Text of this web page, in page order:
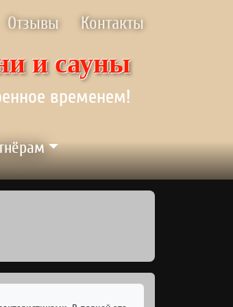
Отзывы Контакты
и сауны
временем!